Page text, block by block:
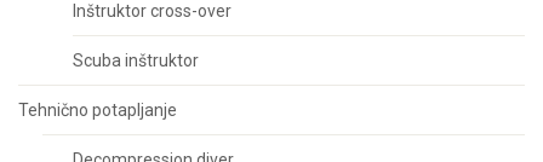
Inštruktor cross-over
Scuba inštruktor
Tehnično potapljanje